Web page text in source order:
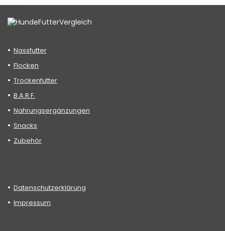
Nassfutter
Flocken
Trockenfutter
B.A.R.F.
Nahrungsergänzungen
Snacks
Zubehör
Datenschutzerklärung
Impressum